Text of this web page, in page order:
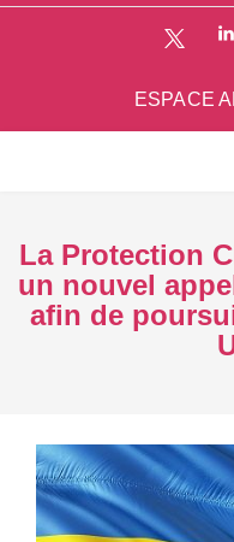
ESPACE
La Protection
un nouvel
afin de